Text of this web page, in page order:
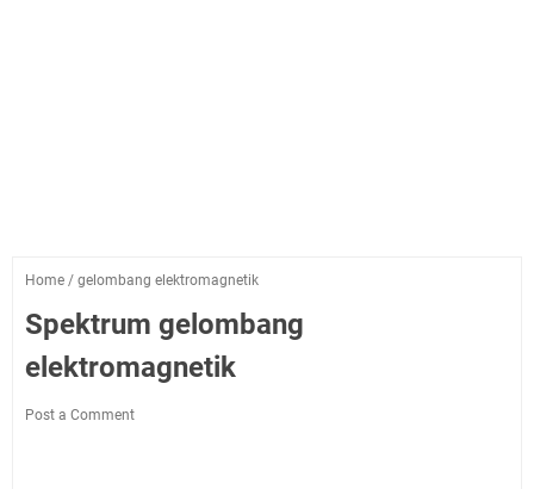
Home / gelombang elektromagnetik
Spektrum gelombang
elektromagnetik
Post a Comment